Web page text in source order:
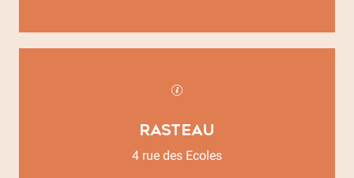
Rasteau
4 rue des Ecoles